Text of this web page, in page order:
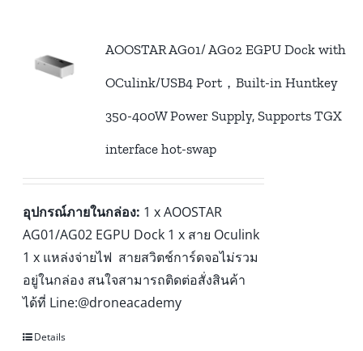
AOOSTAR AG01/ AG02 EGPU Dock with
OCulink/USB4 Port，Built-in Huntkey
350-400W Power Supply, Supports TGX
interface hot-swap
อุปกรณ์ภายในกล่อง: 1 x AOOSTAR
AG01/AG02 EGPU Dock 1 x สาย Oculink
1 x แหล่งจ่ายไฟ สายสวิตช์การ์ดจอไม่รวม
อยู่ในกล่อง สนใจสามารถติดต่อสั่งสินค้า
ได้ที่ Line:@droneacademy
Details